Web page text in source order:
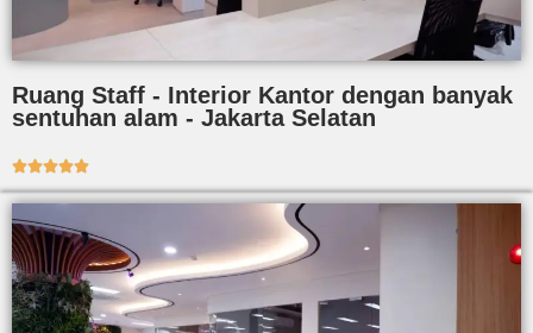
Ruang Staff - Interior Kantor dengan banyak
sentuhan alam - Jakarta Selatan
